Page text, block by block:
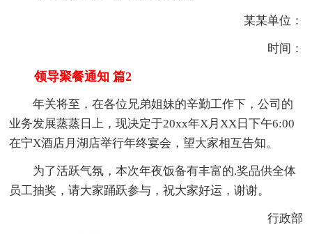
某某单位：
时间：
领导聚餐通知 篇2
年关将至，在各位兄弟姐妹的辛勤工作下，公司的
业务发展蒸蒸日上，现决定于20xx年X月XX日下午6:00
在宁X酒店月湖店举行年终宴会，望大家相互告知。
为了活跃气氛，本次年夜饭备有丰富的.奖品供全体
员工抽奖，请大家踊跃参与，祝大家好运，谢谢。
行政部